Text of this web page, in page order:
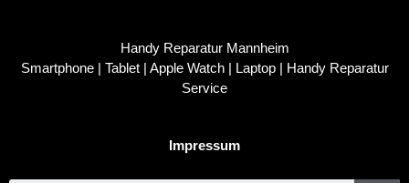
Handy Reparatur Mannheim
Smartphone | Tablet | Apple Watch | Laptop | Handy Reparatur
Service
Impressum